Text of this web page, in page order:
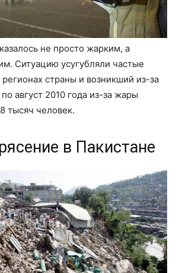
не просто жарким, а
Ситуацию усугубляли частые
страны и возникший из-за
август 2010 года из-за жары
тысяч человек.
в Пакистане